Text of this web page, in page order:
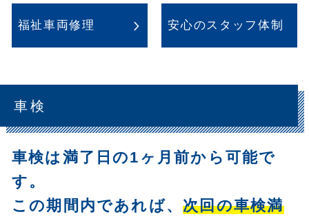
福祉車両修理 安心のスタッフ体制
車検
車検は満了日の1ヶ月前から可能で
す。
この期間内であれば、次回の車検満